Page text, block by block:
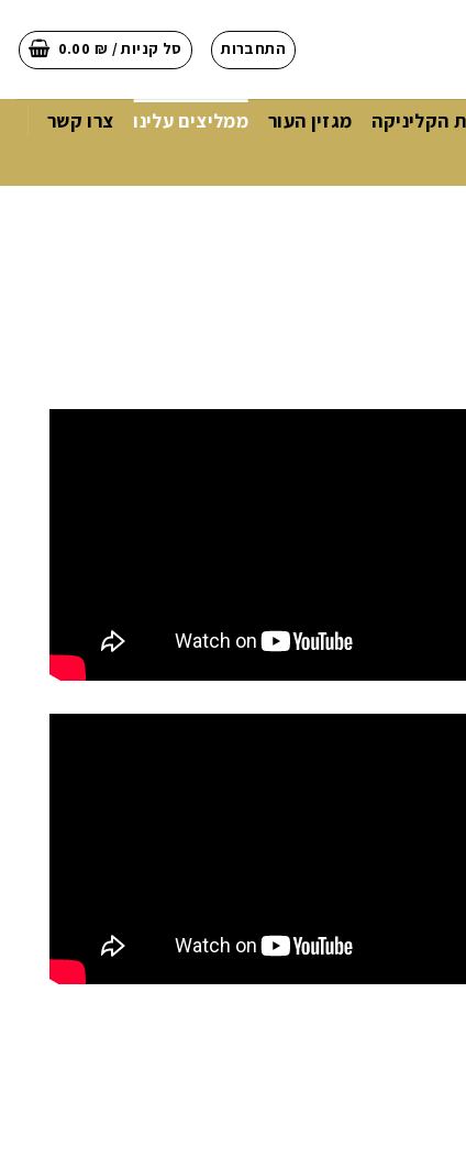
התחברות סל קניות / 0.00 ₪
הקליניקה מגזין העור ממליצים עלינו צרו קשר